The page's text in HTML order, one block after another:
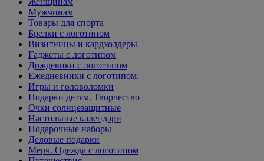
Мужчинам
Товары для спорта
Брелки с логотипом
Визитницы и кардхолдеры
Гаджеты с логотипом
Дождевики с логотипом
Ежедневники с логотипом.
Игры и головоломки
Подарки детям. Творчество
Очки солнцезащитные
Настольные календари
Подарочные наборы
Деловые подарки
Мерч. Одежда с логотипом